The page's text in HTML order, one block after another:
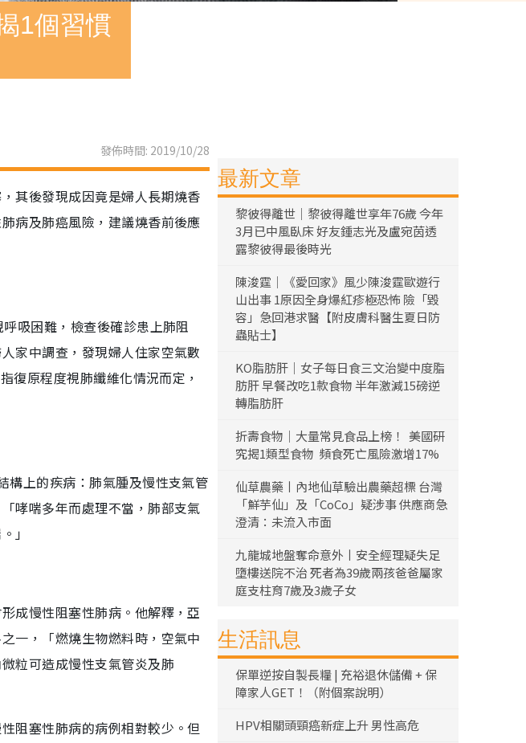
1個習慣
發佈時間: 2019/10/28
其後發現成因竟是婦人長期燒香
病及肺癌風險，建議燒香前後應
吸困難，檢查後確診患上肺阻
家中調查，發現婦人住家空氣數
復原程度視肺纖維化情況而定，
構上的疾病：肺氣腫及慢性支氣管
哮喘多年而處理不當，肺部支氣
」
成慢性阻塞性肺病。他解釋，亞
一，「燃燒生物燃料時，空氣中
粒可造成慢性支氣管炎及肺
阻塞性肺病的病例相對較少。但
最新文章
黎彼得離世｜黎彼得離世享年76歲 今年
3月已中風臥床 好友鍾志光及盧宛茵透
露黎彼得最後時光
陳浚霆｜《愛回家》風少陳浚霆歐遊行
山出事 1原因全身爆紅疹極恐怖 險「毀
容」急回港求醫【附皮膚科醫生夏日防
蟲貼士】
KO脂肪肝｜女子每日食三文治變中度脂
肪肝 早餐改吃1款食物 半年激減15磅逆
轉脂肪肝
折壽食物｜大量常見食品上榜！ 美國研
究揭1類型食物 頻食死亡風險激增17%
仙草農藥丨內地仙草驗出農藥超標 台灣
「鮮芋仙」及「CoCo」疑涉事 供應商急
澄清：未流入市面
九龍城地盤奪命意外丨安全經理疑失足
墮樓送院不治 死者為39歲兩孩爸爸屬家
庭支柱育7歲及3歲子女
生活訊息
保單逆按自製長糧 | 充裕退休儲備 + 保
障家人GET！（附個案說明）
HPV相關頭頸癌新症上升 男性高危